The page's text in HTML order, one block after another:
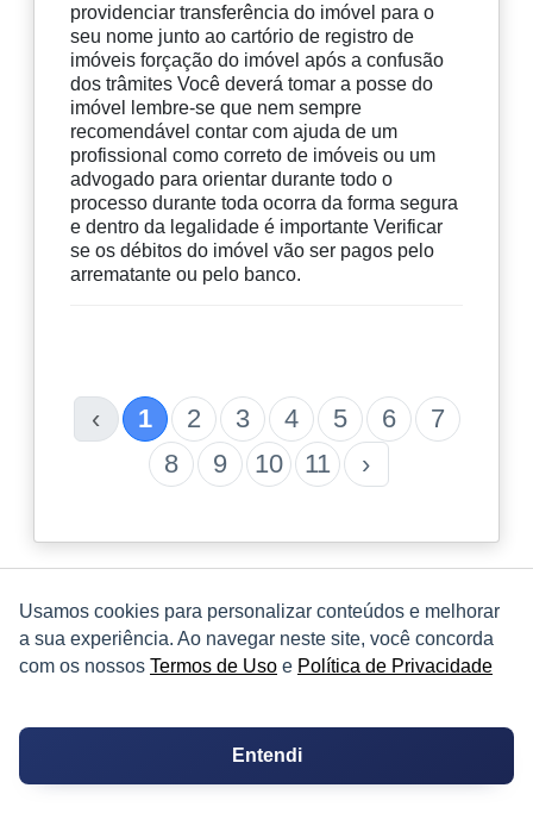
providenciar transferência do imóvel para o
seu nome junto ao cartório de registro de
imóveis forçação do imóvel após a confusão
dos trâmites Você deverá tomar a posse do
imóvel lembre-se que nem sempre
recomendável contar com ajuda de um
profissional como correto de imóveis ou um
advogado para orientar durante todo o
processo durante toda ocorra da forma segura
e dentro da legalidade é importante Verificar
se os débitos do imóvel vão ser pagos pelo
arrematante ou pelo banco.
‹ 1 2 3 4 5 6
7
8
9 10 11 ›
Meus anúncios
Usamos cookies para personalizar conteúdos e melhorar
a sua experiência. Ao navegar neste site, você concorda
com os nossos Termos de Uso e Política de Privacidade
Entendi